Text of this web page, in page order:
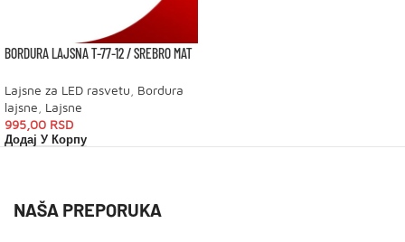
BORDURA LAJSNA T-77-12 / SREBRO MAT
Lajsne za LED rasvetu Bordura
lajsne Lajsne
995,00 RSD
Додај У Корпу
NAŠA PREPORUKA